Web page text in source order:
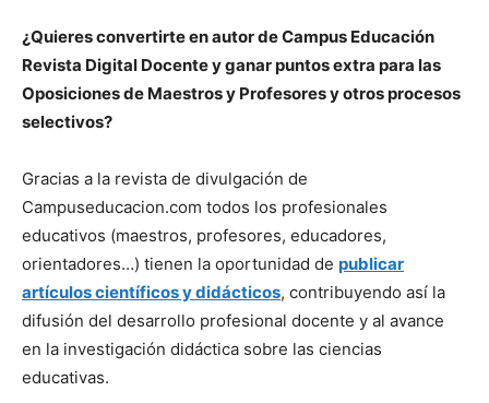
¿Quieres convertirte en autor de Campus Educación
Revista Digital Docente y ganar puntos extra para las
Oposiciones de Maestros y Profesores y otros procesos
selectivos?
Gracias a la revista de divulgación de
Campuseducacion.com todos los profesionales
educativos (maestros, profesores, educadores,
orientadores…) tienen la oportunidad de publicar
artículos científicos y didácticos, contribuyendo así la
difusión del desarrollo profesional docente y al avance
en la investigación didáctica sobre las ciencias
educativas.